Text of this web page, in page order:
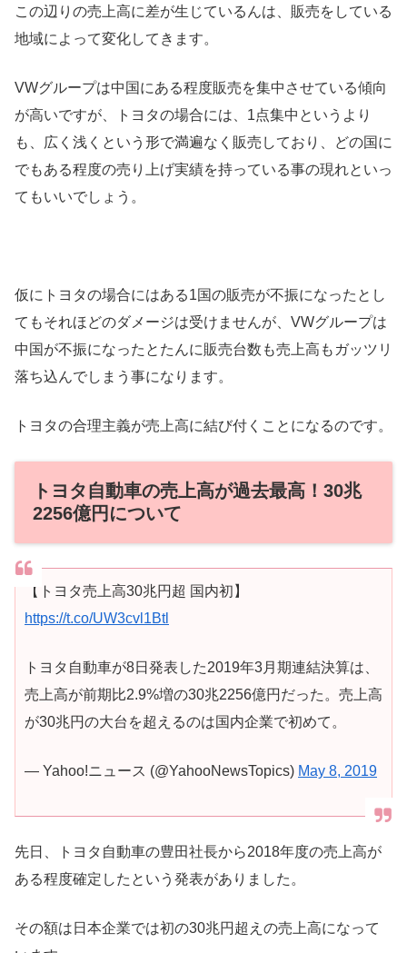
この辺りの売上高に差が生じているんは、販売をしている
地域によって変化してきます。
VWグループは中国にある程度販売を集中させている傾向
が高いですが、トヨタの場合には、1点集中というより
も、広く浅くという形で満遍なく販売しており、どの国に
でもある程度の売り上げ実績を持っている事の現れといっ
てもいいでしょう。
仮にトヨタの場合にはある1国の販売が不振になったとし
てもそれほどのダメージは受けませんが、VWグループは
中国が不振になったとたんに販売台数も売上高もガッツリ
落ち込んでしまう事になります。
トヨタの合理主義が売上高に結び付くことになるのです。
トヨタ自動車の売上高が過去最高！30兆
2256億円について
【トヨタ売上高30兆円超 国内初】
https://t.co/UW3cvl1Btl
トヨタ自動車が8日発表した2019年3月期連結決算は、
売上高が前期比2.9%増の30兆2256億円だった。売上高
が30兆円の大台を超えるのは国内企業で初めて。
— Yahoo!ニュース (@YahooNewsTopics) May 8, 2019
先日、トヨタ自動車の豊田社長から2018年度の売上高が
ある程度確定したという発表がありました。
その額は日本企業では初の30兆円超えの売上高になって